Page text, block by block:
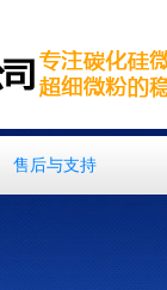
售后与支持